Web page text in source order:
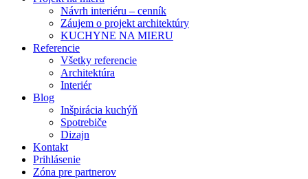
Návrh interiéru – cenník
Záujem o projekt architektúry
KUCHYNE NA MIERU
Referencie
Všetky referencie
Architektúra
Interiér
Blog
Inšpirácia kuchýň
Spotrebiče
Dizajn
Kontakt
Prihlásenie
Zóna pre partnerov